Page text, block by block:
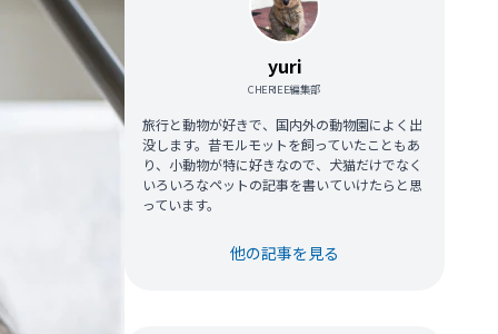
yuri
CHERIEE編集部
旅行と動物が好きで、国内外の動物園によく出
没します。昔モルモットを飼っていたこともあ
り、小動物が特に好きなので、犬猫だけでなく
いろいろなペットの記事を書いていけたらと思
っています。
他の記事を見る